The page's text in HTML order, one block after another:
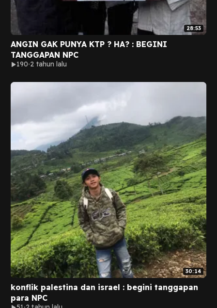
28:53
ANGIN GAK PUNYA KTP ? HA? : BEGINI
TANGGAPAN NPC
190 2 tahun lalu
30:14
konflik palestina dan israel : begini tanggapan
para NPC